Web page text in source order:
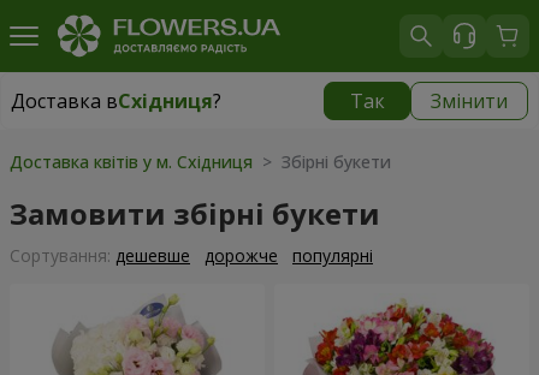
Доставка вСхідниця? Так Змінити
Доставка вСхідниця|
Доставка квітів у м. Східниця > Збірні букети
Замовити збірні букети
Сортування: дешевше дорожче популярні